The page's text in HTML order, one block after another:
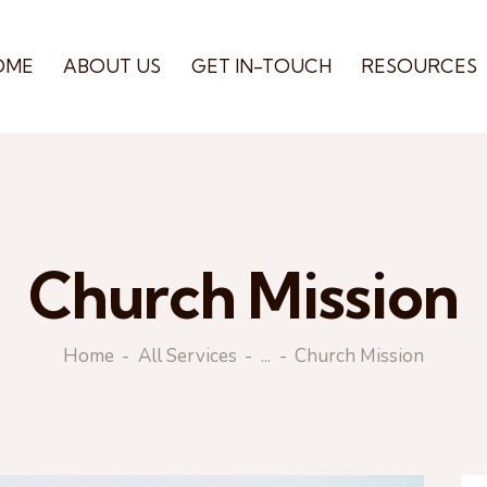
ABOUT US GET IN-TOUCH RESOURCES
Church Mission
Home All Services ... Church Mission